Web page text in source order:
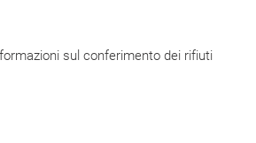
sul conferimento dei rifiuti